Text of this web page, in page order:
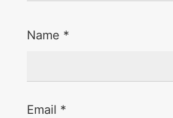
Name *
Email *